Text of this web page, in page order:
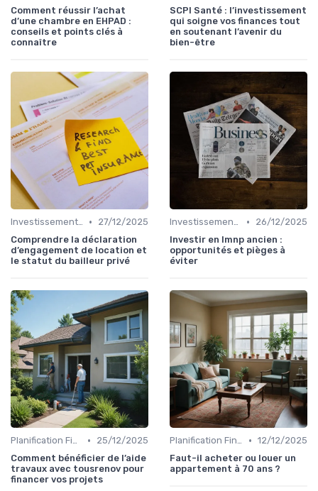
Comment réussir l’achat
d’une chambre en EHPAD :
conseils et points clés à
connaître
SCPI Santé : l’investissement
qui soigne vos finances tout
en soutenant l’avenir du
bien-être
Investissement Immobilier •
27/12/2025
Comprendre la déclaration
d’engagement de location et
le statut du bailleur privé
Investissement Immobilier •
26/12/2025
Investir en lmnp ancien :
opportunités et pièges à
éviter
Planification Financière Personnelle •
25/12/2025
Comment bénéficier de l’aide
travaux avec tousrenov pour
financer vos projets
Planification Financière Personnelle • 12/12/2025
Faut-il acheter ou louer un
appartement à 70 ans ?